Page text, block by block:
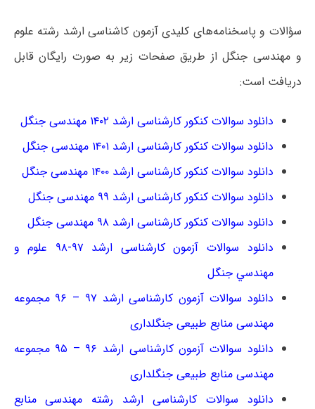
سؤالات و پاسخنامه‌های کلیدی آزمون کاشناسی ارشد رشته علوم
و مهندسی جنگل از طریق صفحات زیر به صورت رایگان قابل
دریافت است:
دانلود سوالات کنکور کارشناسی ارشد ۱۴۰۲ مهندسی جنگل
دانلود سوالات کنکور کارشناسی ارشد ۱۴۰۱ مهندسی جنگل
دانلود سوالات کنکور کارشناسی ارشد ۱۴۰۰ مهندسی جنگل
دانلود سوالات کنکور کارشناسی ارشد ۹۹ مهندسی جنگل
دانلود سوالات کنکور کارشناسی ارشد ۹۸ مهندسی جنگل
دانلود سوالات آزمون کارشناسی ارشد ۹۷-۹۸ ﻋﻠﻮم و
ﻣﻬﻨﺪﺳﻲ جنگل
دانلود سوالات آزمون کارشناسی ارشد ۹۷ – ۹۶ مجموعه
مهندسی منابع طبیعی جنگلداری
دانلود سوالات آزمون کارشناسی ارشد ۹۶ – ۹۵ مجموعه
مهندسی منابع طبیعی جنگلداری
دانلود سوالات کارشناسی ارشد رشته مهندسی منابع